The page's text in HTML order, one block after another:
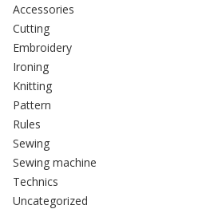
Accessories
Cutting
Embroidery
Ironing
Knitting
Pattern
Rules
Sewing
Sewing machine
Technics
Uncategorized